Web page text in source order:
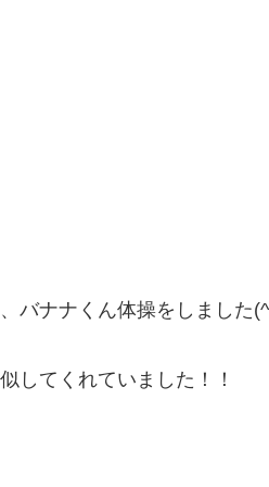
バナナくん体操をしました
してくれていました！！